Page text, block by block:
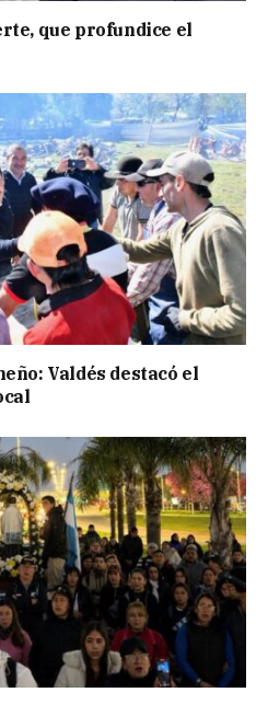
que profundice el
Valdés destacó el